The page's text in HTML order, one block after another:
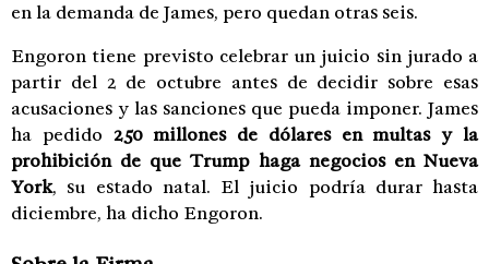
en la demanda de James, pero quedan otras seis.
Engoron tiene previsto celebrar un juicio sin jurado a
partir del 2 de octubre antes de decidir sobre esas
acusaciones y las sanciones que pueda imponer. James
ha pedido 250 millones de dólares en multas y la
prohibición de que Trump haga negocios en Nueva
York, su estado natal. El juicio podría durar hasta
diciembre, ha dicho Engoron.